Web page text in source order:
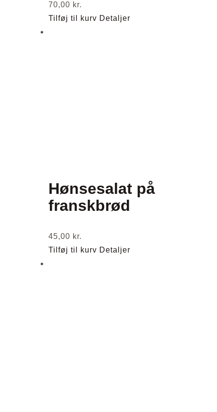
70,00 kr.
Tilføj til kurv Detaljer
Hønsesalat på
franskbrød
45,00 kr.
Tilføj til kurv Detaljer